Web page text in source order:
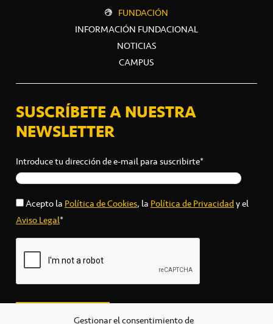
Gestionar el consentimiento de
FUNDACIÓN
INFORMACIÓN FUNDACIONAL
NOTICIAS
CAMPUS
SUSCRÍBETE A NUESTRA
NEWSLETTER
Introduce tu dirección de e-mail para suscribirte*
Acepto laPolítica de Cookies, laPolítica de Privacidady el
Aviso Legal*